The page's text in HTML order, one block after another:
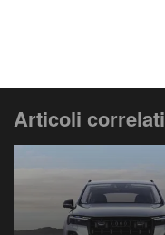
Articoli correlati